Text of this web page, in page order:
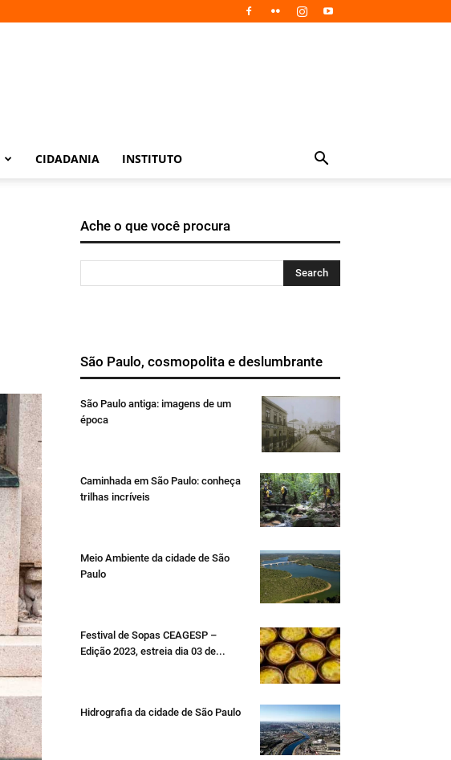
CIDADANIA INSTITUTO
Ache o que você procura
São Paulo, cosmopolita e deslumbrante
São Paulo antiga: imagens de um
época
Caminhada em São Paulo: conheça
trilhas incríveis
Meio Ambiente da cidade de São
Paulo
Festival de Sopas CEAGESP –
Edição 2023, estreia dia 03 de...
Hidrografia da cidade de São Paulo